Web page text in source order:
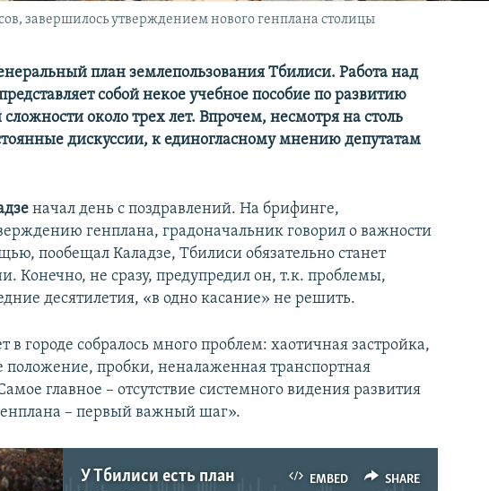
завершилось утверждением нового генплана столицы
план землепользования Тбилиси. Работа над
собой некое учебное пособие по развитию
около трех лет. Впрочем, несмотря на столь
дискуссии, к единогласному мнению депутатам
начал день с поздравлений. На брифинге,
генплана, градоначальник говорил о важности
пообещал Каладзе, Тбилиси обязательно станет
Конечно, не сразу, предупредил он, т.к. проблемы,
десятилетия, «в одно касание» не решить.
в городе собралось много проблем: хаотичная застройка,
положение, пробки, неналаженная транспортная
главное – отсутствие системного видения развития
– первый важный шаг».
EMBED SHARE
У Тбилиси есть план